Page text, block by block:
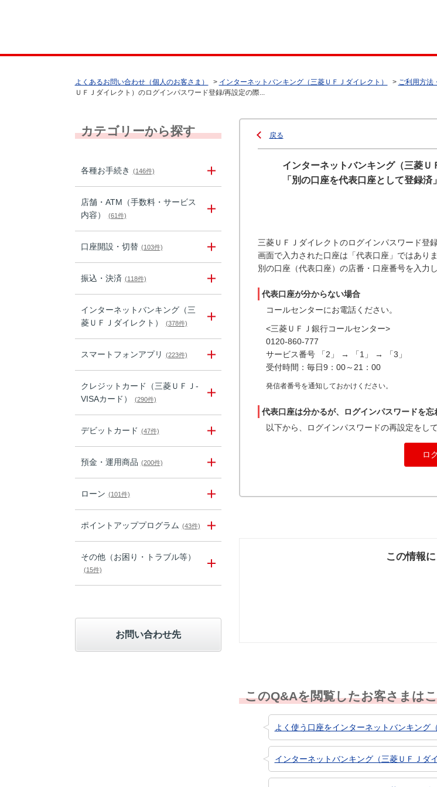
よくあるお問い合わせ（個人のお客さま） > インターネットバンキング（三菱ＵＦＪダイレクト） > ご利用方法
ＵＦＪダイレクト）のログインパスワード登録/再設定の際...
カテゴリーから探す
各種お手続き (146件)
店舗・ATM（手数料・サービス
内容）
(61件)
口座開設・切替 (103件)
振込・決済 (118件)
インターネットバンキング（三
菱ＵＦＪダイレクト）
(378件)
スマートフォンアプリ (223件)
クレジットカード（三菱ＵＦＪ-
VISAカード）
(290件)
デビットカード (47件)
預金・運用商品 (200件)
ローン (101件)
ポイントアッププログラム (43件)
その他（お困り・トラブル等）
(15件)
お問い合わせ先
戻る
インターネットバンキング（三菱Ｕ
「別の口座を代表口座として登録済
三菱ＵＦＪダイレクトのログインパスワード登
画面で入力された口座は「代表口座」ではありま
別の口座（代表口座）の店番・口座番号を入力
代表口座が分からない場合
コールセンターにお電話ください。
<三菱ＵＦＪ銀行コールセンター>
0120-860-777
サービス番号 「2」 → 「1」 → 「3」
受付時間：毎日9：00～21：00
発信者番号を通知しておかけください。
代表口座は分かるが、ログインパスワードを
以下から、ログインパスワードの再設定をして
ロ
この情報
このQ&Aを閲覧したお客さまは
よく使う口座をインターネットバンキング
インターネットバンキング（三菱ＵＦＪダ